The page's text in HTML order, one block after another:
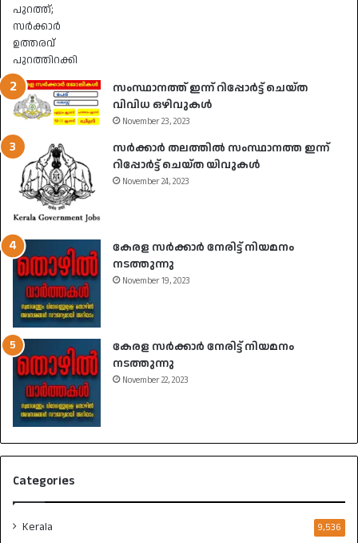
സംസ്ഥാനത്ത് ഇന്ന് റിപ്പോർട്ട് ചെയ്ത
വിവിധ ഒഴിവുകൾ
November 23, 2023
സർക്കാർ തലത്തിൽ സംസ്ഥാനത്ത ഇന്ന്
റിപ്പോർട്ട് ചെയ്ത യിവുകൾ
November 24, 2023
കേരള സർക്കാർ നേരിട്ട് നിയമനം
നടത്തുന്നു
November 19, 2023
കേരള സർക്കാർ നേരിട്ട് നിയമനം
നടത്തുന്നു
November 22, 2023
Categories
Kerala 9,536